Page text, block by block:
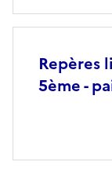
Repères
5ème -